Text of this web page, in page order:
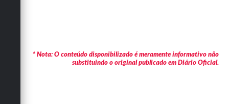
* Nota: O conteúdo disponibilizado é meramente informativo não
substituindo o original publicado em Diário Oficial.